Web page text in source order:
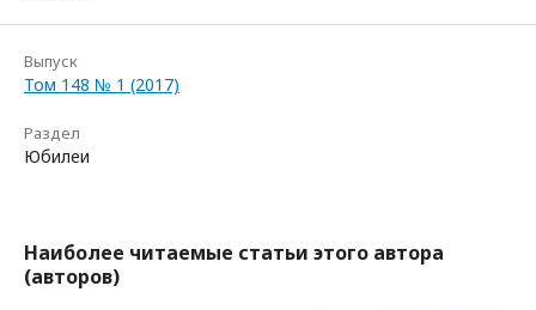
Выпуск
Том 148 № 1 (2017)
Раздел
Юбилеи
Наиболее читаемые статьи этого автора
(авторов)